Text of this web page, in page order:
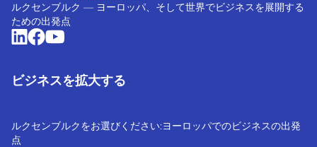
ルクセンブルク ― ヨーロッパ、そして世界でビジネスを展開する
ための出発点
ビジネスを拡大する
ルクセンブルクをお選びください:ヨーロッパでのビジネスの出発
点